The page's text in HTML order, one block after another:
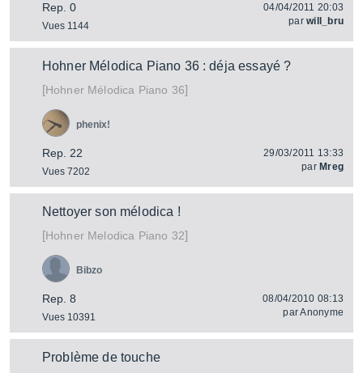
Rep. 0
Vues 1144
04/04/2011 20:03
parwill_bru
Hohner Mélodica Piano 36 : déja essayé ?
[HohnerMélodica Piano 36]
Rep. 22
Vues 7202
phenix!
29/03/2011 13:33
par Mreg
Nettoyer son mélodica !
[HohnerMelodica Piano 32]
Rep. 8
Vues 10391
Bibzo
08/04/2010 08:13
parAnonyme
Problème de touche